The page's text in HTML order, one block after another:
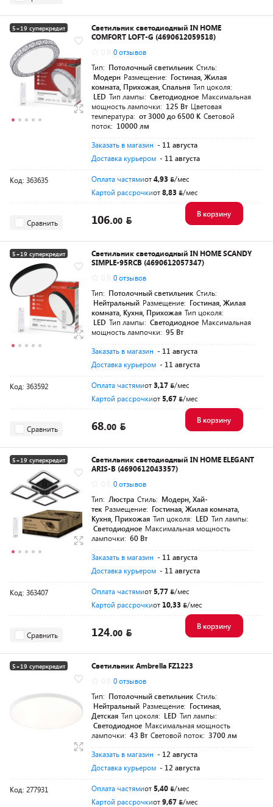
5+19 суперкредит
Разумная цена
Светильник светодиодный IN HOME
COMFORT LOFT-G (4690612059518)
0 отзывов
Тип: Потолочный светильник Стиль:
Модерн Размещение: Гостиная, Жилая
комната, Прихожая, Спальня Тип цоколя:
LED Тип лампы: Светодиодное Максимальная
мощность лампочки: 125 Вт Цветовая
температура: от 3000 до 6500 K Световой
поток: 10000 лм
Заказать в магазин - 11 августа
Доставка курьером - 11 августа
Код: 363635 Оплата частямиот4,93
/мес
Картой рассрочкиот8,83 /мес
Сравнить 106.00
В корзину
5+19 суперкредит
Разумная цена
Светильник светодиодный IN HOME SCANDY
SIMPLE-95RCB (4690612057347)
0 отзывов
Тип: Потолочный светильник Стиль:
Нейтральный Размещение: Гостиная, Жилая
комната, Кухня, Прихожая Тип цоколя:
LED Тип лампы: Светодиодное Максимальная
мощность лампочки: 95 Вт
Заказать в магазин - 11 августа
Доставка курьером - 11 августа
Код: 363592 Оплата частямиот3,17
/мес
Картой рассрочкиот 5,67 /мес
Сравнить 68.00
В корзину
5+19 суперкредит
Разумная цена
Светильник светодиодный IN HOME ELEGANT
ARIS-B (4690612043357)
0 отзывов
Тип: Люстра Стиль: Модерн, Хай-
тек Размещение: Гостиная, Жилая комната,
Кухня, Прихожая Тип цоколя: LED Тип лампы:
Светодиодное Максимальная мощность
лампочки: 60 Вт
Заказать в магазин - 11 августа
Доставка курьером - 11 августа
Код: 363407 Оплата частямиот 5,77
/мес
Картой рассрочкиот 10,33 /мес
Сравнить 124.00
В корзину
5+19 суперкредит
Светильник Ambrella FZ1223
0 отзывов
Тип: Потолочный светильник Стиль:
Нейтральный Размещение: Гостиная,
Детская Тип цоколя: LED Тип лампы:
Светодиодное Максимальная мощность
лампочки: 43 Вт Световой поток: 3700 лм
Заказать в магазин - 12 августа
Доставка курьером - 12 августа
Код: 277931 Оплата частямиот 5,40
/мес
Картой рассрочкиот9,67 /мес